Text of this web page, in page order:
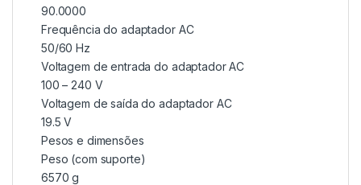
90.0000
Frequência do adaptador AC
50/60 Hz
Voltagem de entrada do adaptador AC
100 – 240 V
Voltagem de saída do adaptador AC
19.5 V
Pesos e dimensões
Peso (com suporte)
6570 g